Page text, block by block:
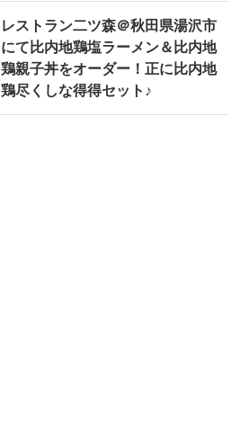
レストラン二ツ森＠秋田県湯沢市
にて比内地鶏塩ラーメン＆比内地
鶏親子丼をオーダー！正に比内地
鶏尽くしな得得セット♪